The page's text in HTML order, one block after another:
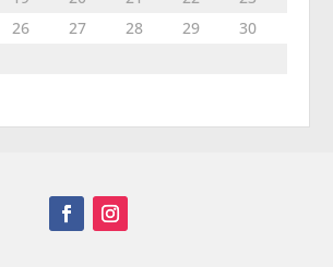
26 27 28 29
30